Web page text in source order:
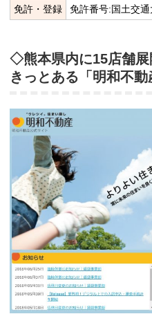
免許・登録
免許番号:国土交
◇熊本県内に15店舗展
きっとある「明和不動